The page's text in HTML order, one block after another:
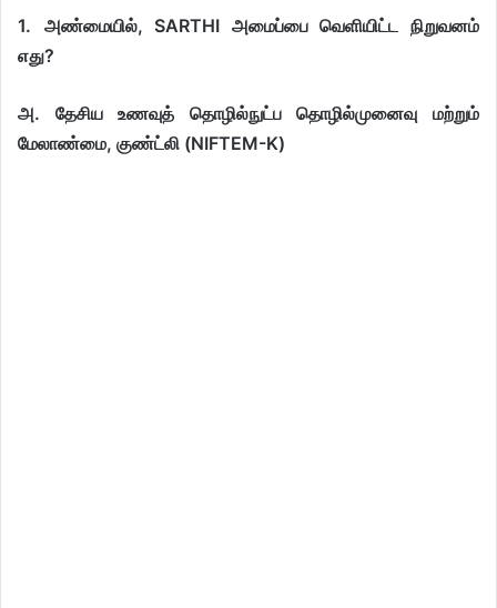
1.
அண்மையில், SARTHI அமைப்பை வெளியிட்ட நிறுவனம்
எது?
அ. தேசிய உணவுத் தொழில்நுட்ப தொழில்முனைவு மற்றும்
மேலாண்மை, குண்ட்லி (NIFTEM-K)